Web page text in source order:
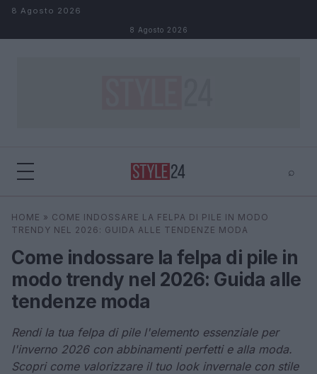
Salta al contenuto
8 Agosto 2026
8 Agosto 2026
⌕
Cerca ⌕
HOME » COME INDOSSARE LA FELPA DI PILE IN MODO
TRENDY NEL 2026: GUIDA ALLE TENDENZE MODA
Come indossare la felpa di pile in
modo trendy nel 2026: Guida alle
tendenze moda
Rendi la tua felpa di pile l'elemento essenziale per
l'inverno 2026 con abbinamenti perfetti e alla moda.
Scopri come valorizzare il tuo look invernale con stile